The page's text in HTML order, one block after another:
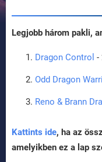
Legjobb három pakli,
Dragon Control -
Odd Dragon
Reno & Brann
Kattints ide, ha az
amelyikben ez a lap